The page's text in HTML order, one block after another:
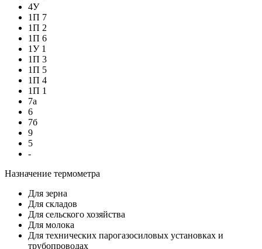
4У
1П 7
1П 2
1П 6
1У 1
1П 3
1П 5
1П 4
1П 1
7а
6
7б
9
5
-
Назначение термометра
Для зерна
Для складов
Для сельского хозяйства
Для молока
Для технических парогазосиловых установках и
трубопроводах